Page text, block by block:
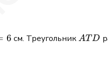
6 см. ТреугольникATD
AT D